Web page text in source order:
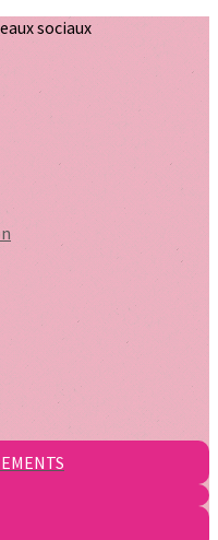
sociaux